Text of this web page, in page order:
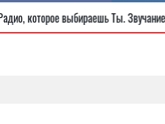
Радио, которое выбираешь